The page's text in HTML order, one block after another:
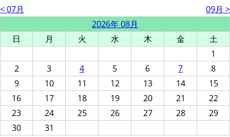
< 07月
09月 >
2026年 08月
日
月 火 水 木 金
土
1
2
3 4 5 6 7
8
9
10 11 12 13 14
15
16
17 18 19 20 21
22
23
24 25 26 27 28
29
30
31